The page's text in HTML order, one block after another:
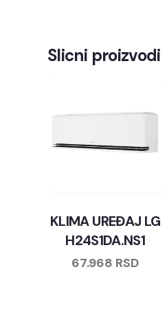
Slicni proizvodi
KLIMA UREĐAJ LG
H24S1DA.NS1
67.968 RSD